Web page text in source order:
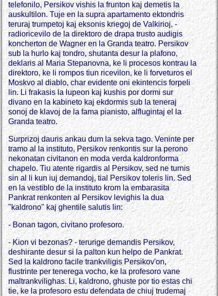
telefonilo, Persikov vishis la frunton kaj demetis la
auskultilon. Tuje en la supra apartamento ektondris
teruraj trumpetoj kaj eksonis kriegoj de Valkirioj, -
radioricevilo de la direktoro de drapa trusto audigis
koncherton de Wagner en la Granda teatro. Persikov
sub la hurlo kaj tondro, shutanta desur la plafono,
deklaris al Maria Stepanovna, ke li procesos kontrau la
direktoro, ke li rompos tiun ricevilon, ke li forveturos el
Moskvo al diablo, char evidente oni ekintencis forpeli
lin. Li frakasis la lupeon kaj kushis por dormi sur
divano en la kabineto kaj ekdormis sub la teneraj
sonoj de klavoj de la fama pianisto, alflugintaj el la
Granda teatro.
Surprizoj dauris ankau dum la sekva tago. Veninte per
tramo al la instituto, Persikov renkontis sur la perono
nekonatan civitanon en moda verda kaldronforma
chapelo. Tiu atente rigardis al Persikov, sed ne turnis
sin al li kun iuj demandoj, tial Persikov toleris lin. Sed
en la vestiblo de la instituto krom la embarasita
Pankrat renkonten al Persikov levighis la dua
"kaldrono" kaj ghentile salutis lin:
- Bonan tagon, civitano profesoro.
- Kion vi bezonas? - terurige demandis Persikov,
deshirante desur si la palton kun helpo de Pankrat.
Sed la kaldrono facile trankviligis Persikov'on,
flustrinte per tenerega vocho, ke la profesoro vane
maltrankvilighas. Li, kaldrono, ghuste por tio estas chi
tie, ke la profesoro estu defendata de chiuj trudemaj